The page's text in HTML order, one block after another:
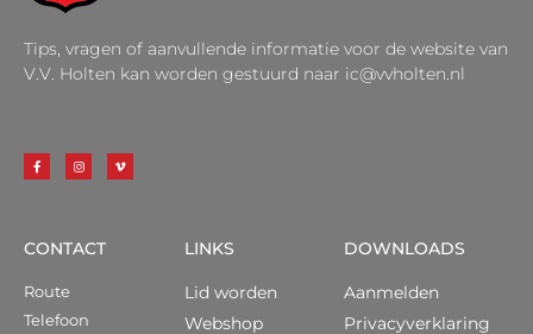
Tips, vragen of aanvullende informatie voor de website van
V.V. Holten kan worden gestuurd naar ic@vvholten.nl
CONTACT
Route
Telefoon
LINKS
Lid worden
Webshop
DOWNLOADS
Aanmelden
Privacyverklaring